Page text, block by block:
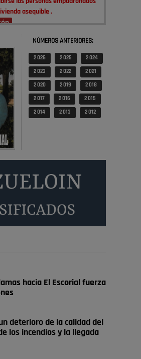
asequible .
Huerta
obras …
si no fuéramos tan sucios no haría
el deterioro de
…
| El comisario
caramelo en la puerta de un
| El comisario
| El comisario
NÚMEROS ANTERIORES:
2 026 2 025 2 024
2 023 2 022 2 021
2 020 2 019 2 018
2 017 2 016 2 015
2 014 2 013 2 012
hacia El Escorial fuerza
deterioro de la calidad del
los incendios y la llegada